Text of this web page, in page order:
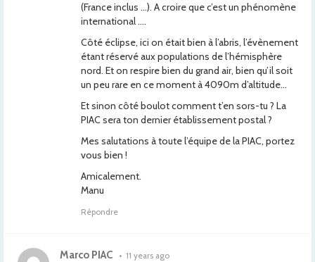
(France inclus …). A croire que c’est un phénomène
international ….
Côté éclipse, ici on était bien à l’abris, l’évènement
étant réservé aux populations de l’hémisphère
nord. Et on respire bien du grand air, bien qu’il soit
un peu rare en ce moment à 4090m d’altitude…
Et sinon côté boulot comment t’en sors-tu ? La
PIAC sera ton dernier établissement postal ?
Mes salutations à toute l’équipe de la PIAC, portez
vous bien !
Amicalement.
Manu
Répondre
Marco PIAC • 11 years ago